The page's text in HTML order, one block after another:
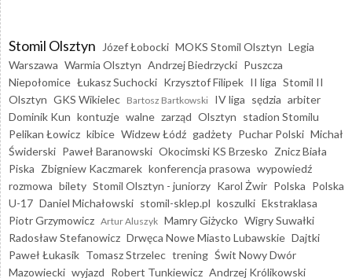
Stomil Olsztyn Józef Łobocki MOKS Stomil Olsztyn Legia
Warszawa Warmia Olsztyn Andrzej Biedrzycki Puszcza
Niepołomice Łukasz Suchocki Krzysztof Filipek II liga Stomil II
Olsztyn GKS Wikielec Bartosz Bartkowski IV liga sędzia arbiter
Dominik Kun kontuzje walne zarząd Olsztyn stadion Stomilu
Pelikan Łowicz kibice Widzew Łódź gadżety Puchar Polski Michał
Świderski Paweł Baranowski Okocimski KS Brzesko Znicz Biała
Piska Zbigniew Kaczmarek konferencja prasowa wypowiedź
rozmowa bilety Stomil Olsztyn - juniorzy Karol Żwir Polska Polska
U-17 Daniel Michałowski stomil-sklep.pl koszulki Ekstraklasa
Piotr Grzymowicz Artur Aluszyk Mamry Giżycko Wigry Suwałki
Radosław Stefanowicz Drwęca Nowe Miasto Lubawskie Dajtki
Paweł Łukasik Tomasz Strzelec trening Świt Nowy Dwór
Mazowiecki wyjazd Robert Tunkiewicz Andrzej Królikowski